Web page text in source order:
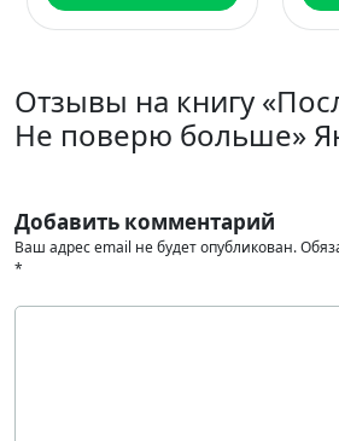
Отзывы на книгу
Не поверю больше»
Добавить комментарий
Ваш адрес email не будет опубликован.
*